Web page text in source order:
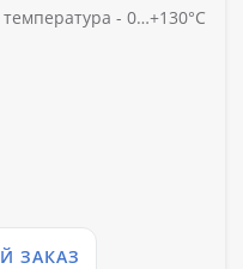
- 0…+130°С
ЗАКАЗ